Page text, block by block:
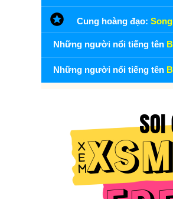
Cung hoàng đạo:
Những người nổi tiếng tên
Những người nổi tiếng tên